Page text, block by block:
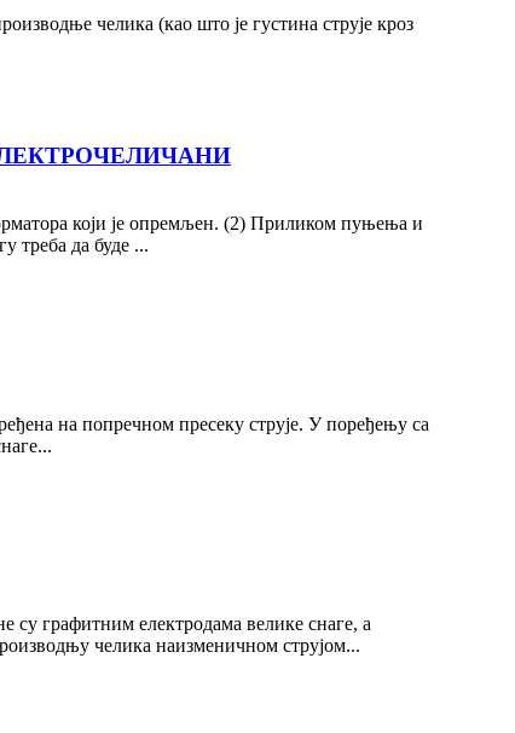
челика (као што је густина струје кроз
који је опремљен. (2) Приликом пуњења и
треба да буде ...
на попречном пресеку струје. У поређењу са
графитним електродама велике снаге, а
челика наизменичном струјом...